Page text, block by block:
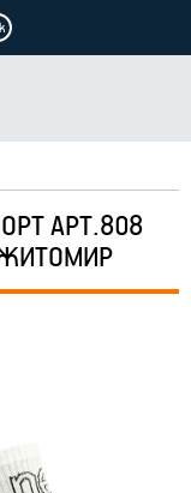
АРТ.808
ЖИТОМИР